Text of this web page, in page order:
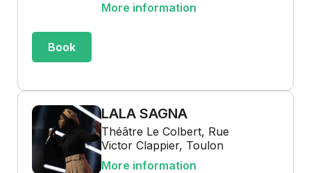
More information
Book
LALA SAGNA
Théâtre Le Colbert, Rue
Victor Clappier, Toulon
More information